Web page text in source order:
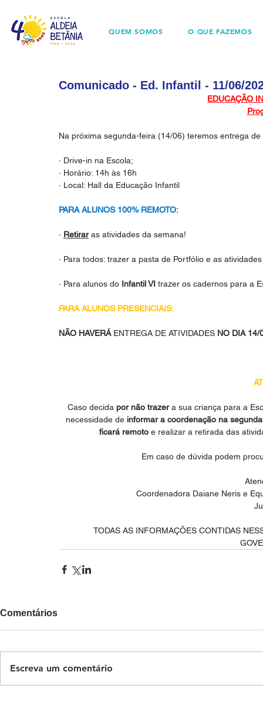
QUEM SOMOS O QUE FAZEMOS
Comunicado - Ed. Infantil - 11/06/
EDUCAÇÃO
Na próxima segunda-feira (14/06) teremos entrega
· Drive-in na Escola;
· Horário: 14h às 16h
· Local: Hall da Educação Infantil
PARA ALUNOS 100% REMOTO:
· Retirar as atividades da semana!
· Para todos: trazer a pasta de Portfólio e as
· Para alunos do Infantil VI trazer os cadernos para a
PARA ALUNOS PRESENCIAIS:
NÃO HAVERÁ ENTREGA DE ATIVIDADES NO DIA 14/
Caso decida por não trazer a sua criança para a
necessidade de informar a coordenação na
ficará remoto e realizar a retirada das
Em caso de dúvida podem
Coordenadora Daiane Neris e
TODAS AS INFORMAÇÕES CONTIDAS
Comentários
Escreva um comentário